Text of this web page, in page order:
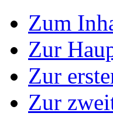
Zum
Zur
Zur
Zur